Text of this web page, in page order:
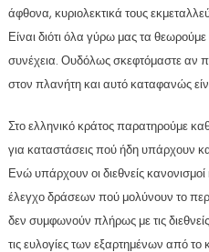
άφθονα, κυριολεκτικά τους
Είναι διότι όλα γύρω μας τα
συνέχεια. Ουδόλως σκεφτόμαστε αν
στον πλανήτη και αυτό καταφανώς
Στο ελληνικό κράτος παρατηρούμε
για καταστάσεις πού ήδη υπάρχουν
Ενώ υπάρχουν οι διεθνείς
έλεγχο δράσεων πού μολύνουν το
δεν συμφωνούν πλήρως με τις
τις ευλογίες των εξαρτημένων από